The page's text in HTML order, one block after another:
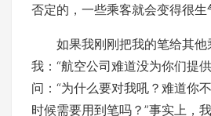
否定的，一些乘客就会变得很生
如果我刚刚把我的笔给其他
我：“航空公司难道没为你们提
问：“为什么要对我吼？难道你
时候需要用到笔吗？”事实上，